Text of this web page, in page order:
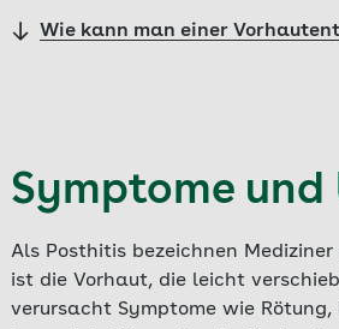
Wie kann man einer
Symptome
Als Posthitis bezeichnen
ist die Vorhaut, die leicht
verursacht Symptome wie